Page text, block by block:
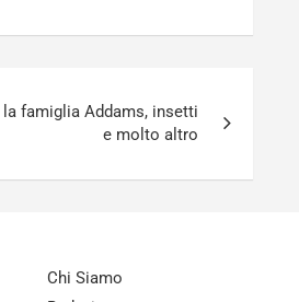
famiglia Addams, insetti
e molto altro
Chi Siamo